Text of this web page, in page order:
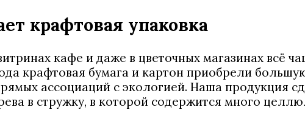
крафтовая упаковка
кафе и даже в цветочных магазинах всё
крафтовая бумага и картон приобрели
ассоциаций с экологией. Наша продукция
в стружку, в которой содержится много